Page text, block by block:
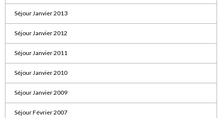
Séjour Janvier 2013
Séjour Janvier 2012
Séjour Janvier 2011
Séjour Janvier 2010
Séjour Janvier 2009
Séjour Février 2007